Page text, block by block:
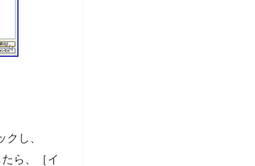
し、
ら、［イ